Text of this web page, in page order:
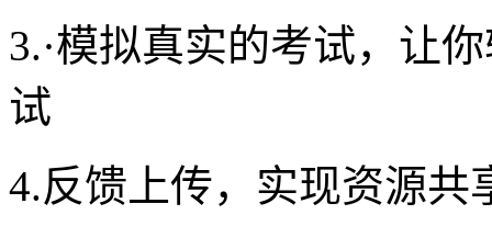
3.·模拟真实的考试，让
试
4.反馈上传，实现资源共